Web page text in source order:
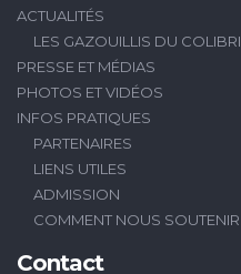
ACTUALITÉS
LES GAZOUILLIS DU COLIBRI
PRESSE ET MÉDIAS
PHOTOS ET VIDÉOS
INFOS PRATIQUES
PARTENAIRES
LIENS UTILES
ADMISSION
COMMENT NOUS SOUTENIR
Contact